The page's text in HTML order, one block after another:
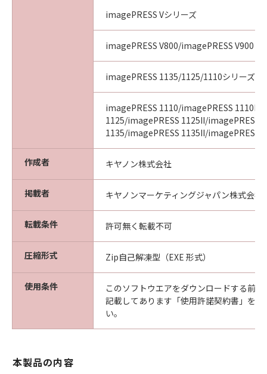
imagePRESS Vシリーズ
imagePRESS V800/imagePRESS V900
imagePRESS 1135/1125/1110シリーズ
imagePRESS 1110/imagePRESS 1110II/
1125/imagePRESS 1125II/imagePRESS
1135/imagePRESS 1135II/imagePRESS
作成者 キヤノン株式会社
掲載者 キヤノンマーケティングジャパン株式会社
転載条件 許可無く転載不可
圧縮形式 Zip自己解凍型（EXE 形式）
使用条件
このソフトウエアをダウンロードする前
記載してあります「使用許諾契約書」を
い。
本製品の内容